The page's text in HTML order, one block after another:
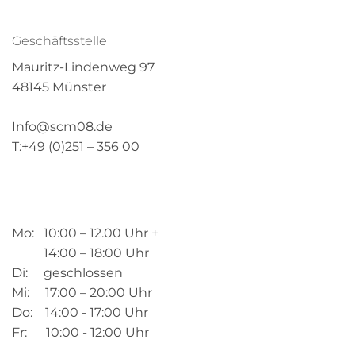
Geschäftsstelle
Mauritz-Lindenweg 97
48145 Münster
Info@scm08.de
T:+49 (0)251 – 356 00
Mo: 10:00 – 12.00 Uhr +
14:00 – 18:00 Uhr
Di: geschlossen
Mi: 17:00 – 20:00 Uhr
Do: 14:00 - 17:00 Uhr
Fr: 10:00 - 12:00 Uhr